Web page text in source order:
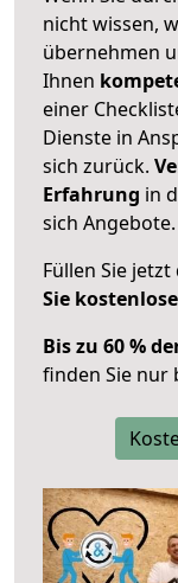
nicht wissen,
übernehmen
Ihnen
einer
Dienste in
sich zurück.
Erfahrung in
sich Angebote.
Füllen Sie
Sie
Bis zu 60 %
finden Sie nur